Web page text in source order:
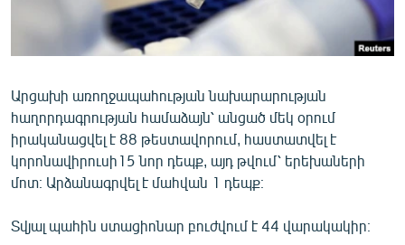
Արցախի առողջապահության նախարարության
հաղորդագրության համաձայն՝ անցած մեկ օրում
իրականացվել է 88 թեստավորում, հաստատվել է
կորոնավիրուսի15 նոր դեպք, այդ թվում՝ երեխաների
մոտ։ Արձանագրվել է մահվան 1 դեպք։
Տվյալ պահին ստացիոնար բուժվում է 44 վարակակիր։